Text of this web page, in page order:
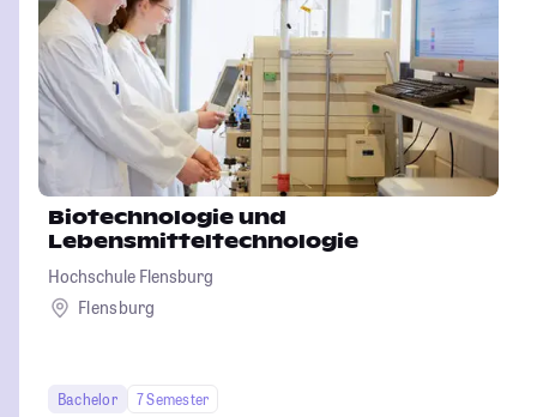
Biotechnologie und
Lebensmitteltechnologie
Hochschule Flensburg
Flensburg
Bachelor
7 Semester